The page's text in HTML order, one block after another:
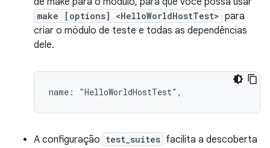
make [options] <HelloWorldHostTest> para
criar o módulo de teste e todas as dependências
dele.
A configuração test_suites facilita a descoberta